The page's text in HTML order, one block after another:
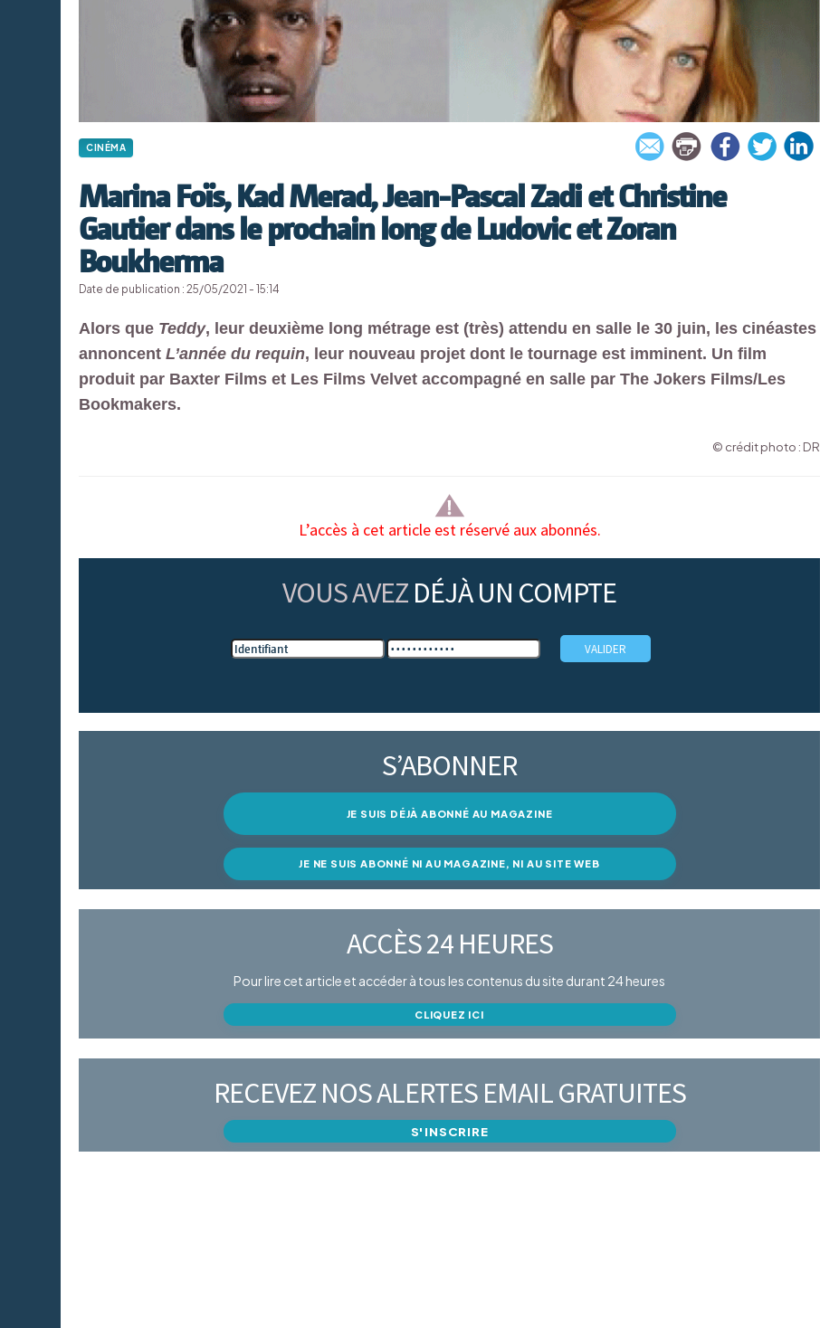
CINÉMA
Marina Foïs, Kad Merad, Jean-Pascal Zadi et Christine
Gautier dans le prochain long de Ludovic et Zoran
Boukherma
Date de publication : 25/05/2021 - 15:14
Alors que Teddy, leur deuxième long métrage est (très) attendu en salle le 30 juin, les cinéastes
annoncent L’année du requin, leur nouveau projet dont le tournage est imminent. Un film
produit par Baxter Films et Les Films Velvet accompagné en salle par The Jokers Films/Les
Bookmakers.
© crédit photo : DR
L’accès à cet article est réservé aux abonnés.
VOUS AVEZ DÉJÀ UN COMPTE
S’ABONNER
JE SUIS DÉJÀ ABONNÉ AU MAGAZINE
JE NE SUIS ABONNÉ NI AU MAGAZINE, NI AU SITE WEB
ACCÈS 24 HEURES
Pour lire cet article et accéder à tous les contenus du site durant 24 heures
CLIQUEZ ICI
RECEVEZ NOS ALERTES EMAIL GRATUITES
S'INSCRIRE